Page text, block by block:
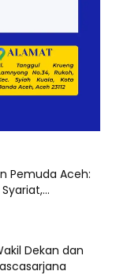
Pemuda Aceh:
Dekan dan